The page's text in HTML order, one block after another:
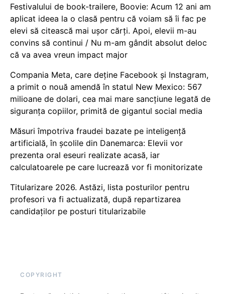
Festivalului de book-trailere, Boovie: Acum 12 ani am
aplicat ideea la o clasă pentru că voiam să îi fac pe
elevi să citească mai ușor cărți. Apoi, elevii m-au
convins să continui / Nu m-am gândit absolut deloc
că va avea vreun impact major
Compania Meta, care deține Facebook și Instagram,
a primit o nouă amendă în statul New Mexico: 567
milioane de dolari, cea mai mare sancțiune legată de
siguranța copiilor, primită de gigantul social media
Măsuri împotriva fraudei bazate pe inteligență
artificială, în școlile din Danemarca: Elevii vor
prezenta oral eseuri realizate acasă, iar
calculatoarele pe care lucrează vor fi monitorizate
Titularizare 2026. Astăzi, lista posturilor pentru
profesori va fi actualizată, după repartizarea
candidaților pe posturi titularizabile
COPYRIGHT